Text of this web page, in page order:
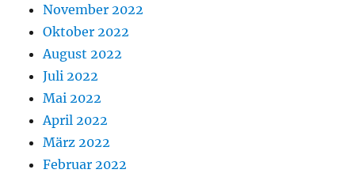
November 2022
Oktober 2022
August 2022
Juli 2022
Mai 2022
April 2022
März 2022
Februar 2022